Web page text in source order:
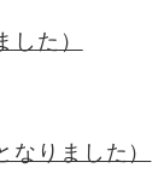
た）
りました）